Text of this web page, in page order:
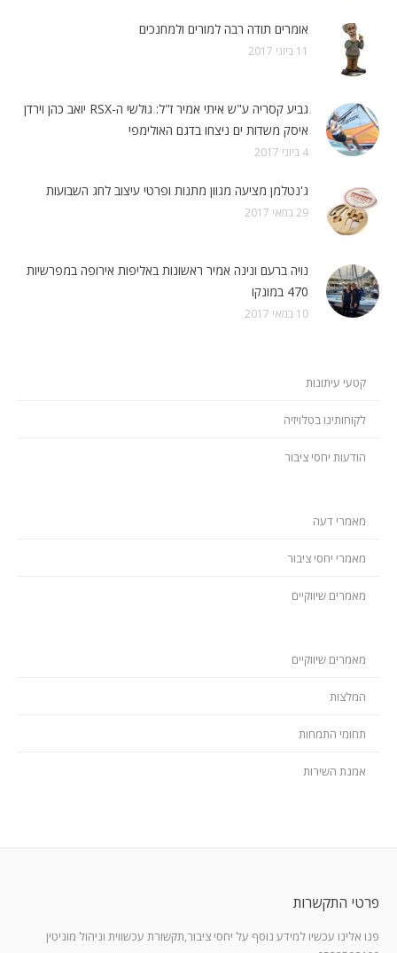
אומרים תודה רבה למורים ולמחנכים
11 ביוני 2017
גביע קסריה ע"ש איתי אמיר ז"ל: גולשי ה-RSX יואב כהן וירדן
איסק משדות ים ניצחו בדגם האולימפי
4 ביוני 2017
ג'נטלמן מציעה מגוון מתנות ופרטי עיצוב לחג השבועות
29 במאי 2017
נויה ברעם ונינה אמיר ראשונות באליפות אירופה במפרשיות
470 במונקו
10 במאי 2017
קטעי עיתונות
לקוחותינו בטלויזיה
הודעות יחסי ציבור
מאמרי דעה
מאמרי יחסי ציבור
מאמרים שיווקיים
מאמרים שיווקיים
המלצות
תחומי התמחות
אמנת השירות
פרטי התקשרות
פנו אלינו עכשיו למידע נוסף על יחסי ציבור,תקשורת עכשווית וניהול מוניטין